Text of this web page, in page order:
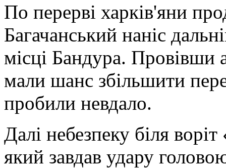
По перерві харків'яни
Багачанський наніс
місці Бандура. Провівши
мали шанс збільшити
пробили невдало.
Далі небезпеку біля воріт
який завдав удару